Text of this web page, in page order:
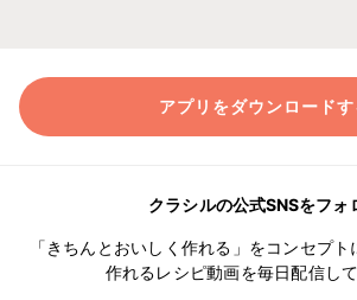
アプリをダウンロードす
クラシルの公式SNSをフォ
「きちんとおいしく作れる」をコンセプト
作れるレシピ動画を毎日配信して